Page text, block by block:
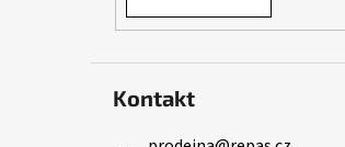
Kontakt